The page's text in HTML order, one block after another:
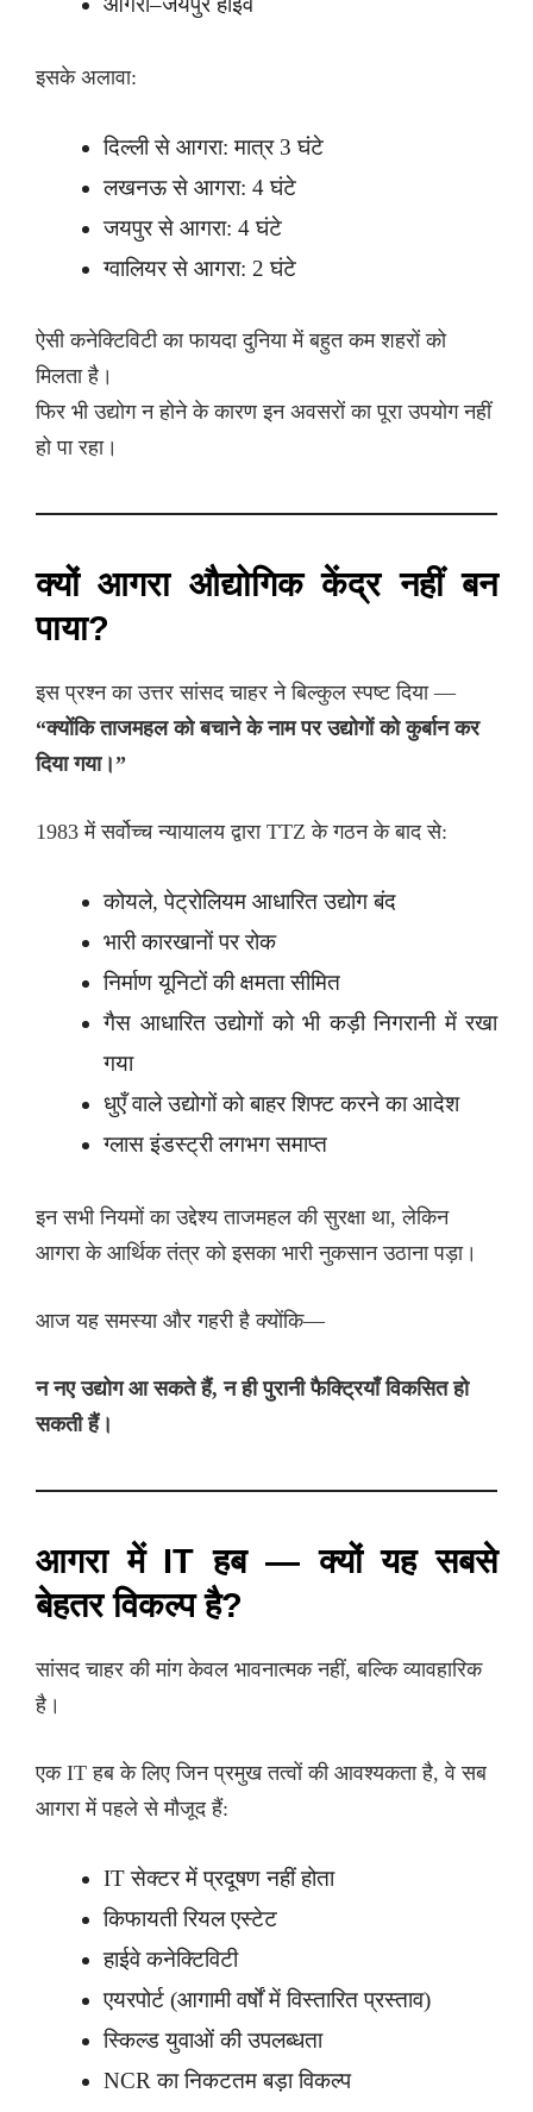
इसके अलावा:
दिल्ली से आगरा: मात्र 3 घंटे
लखनऊ से आगरा: 4 घंटे
जयपुर से आगरा: 4 घंटे
ग्वालियर से आगरा: 2 घंटे
ऐसी कनेक्टिविटी का फायदा दुनिया में बहुत कम शहरों को
मिलता है।
फिर भी उद्योग न होने के कारण इन अवसरों का पूरा उपयोग नहीं
हो पा रहा।
क्यों आगरा औद्योगिक केंद्र नहीं बन
पाया?
इस प्रश्न का उत्तर सांसद चाहर ने बिल्कुल स्पष्ट दिया —
“क्योंकि ताजमहल को बचाने के नाम पर उद्योगों को कुर्बान कर
दिया गया।”
1983 में सर्वोच्च न्यायालय द्वारा TTZ के गठन के बाद से:
कोयले, पेट्रोलियम आधारित उद्योग बंद
भारी कारखानों पर रोक
निर्माण यूनिटों की क्षमता सीमित
गैस आधारित उद्योगों को भी कड़ी निगरानी में रखा
गया
धुएँ वाले उद्योगों को बाहर शिफ्ट करने का आदेश
ग्लास इंडस्ट्री लगभग समाप्त
इन सभी नियमों का उद्देश्य ताजमहल की सुरक्षा था, लेकिन
आगरा के आर्थिक तंत्र को इसका भारी नुकसान उठाना पड़ा।
आज यह समस्या और गहरी है क्योंकि—
न नए उद्योग आ सकते हैं, न ही पुरानी फैक्ट्रियाँ विकसित हो
सकती हैं।
आगरा में IT हब — क्यों यह सबसे
बेहतर विकल्प है?
सांसद चाहर की मांग केवल भावनात्मक नहीं, बल्कि व्यावहारिक
है।
एक IT हब के लिए जिन प्रमुख तत्वों की आवश्यकता है, वे सब
आगरा में पहले से मौजूद हैं:
IT सेक्टर में प्रदूषण नहीं होता
किफायती रियल एस्टेट
हाईवे कनेक्टिविटी
एयरपोर्ट (आगामी वर्षों में विस्तारित प्रस्ताव)
स्किल्ड युवाओं की उपलब्धता
NCR का निकटतम बड़ा विकल्प